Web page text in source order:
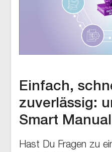
Einfach,
zuverlässig:
Smart Manual
Hast Du Fragen zu